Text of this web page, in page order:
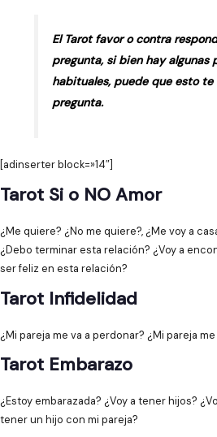
El Tarot favor o contra
pregunta, si bien hay algunas
habituales, puede que esto
pregunta.
[adinserter block=»14″]
Tarot Si o NO Amor
¿Me quiere? ¿No me quiere?, ¿Me voy a
¿Debo terminar esta relación? ¿Voy a
ser feliz en esta relación?
Tarot Infidelidad
¿Mi pareja me va a perdonar? ¿Mi pareja
Tarot Embarazo
¿Estoy embarazada? ¿Voy a tener hijos?
tener un hijo con mi pareja?